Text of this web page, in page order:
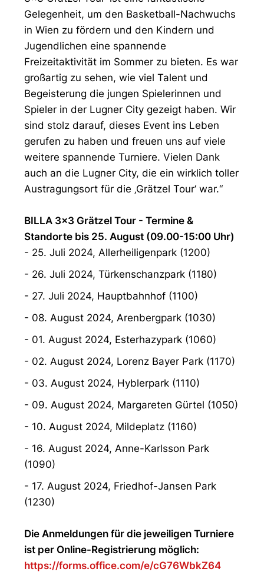
Gelegenheit, um den Basketball-Nachwuchs
in Wien zu fördern und den Kindern und
Jugendlichen eine spannende
Freizeitaktivität im Sommer zu bieten. Es war
großartig zu sehen, wie viel Talent und
Begeisterung die jungen Spielerinnen und
Spieler in der Lugner City gezeigt haben. Wir
sind stolz darauf, dieses Event ins Leben
gerufen zu haben und freuen uns auf viele
weitere spannende Turniere. Vielen Dank
auch an die Lugner City, die ein wirklich toller
Austragungsort für die ‚Grätzel Tour‘ war.“
BILLA 3x3 Grätzel Tour - Termine &
Standorte bis 25. August (09.00-15:00 Uhr)
- 25. Juli 2024, Allerheiligenpark (1200)
- 26. Juli 2024, Türkenschanzpark (1180)
- 27. Juli 2024, Hauptbahnhof (1100)
- 08. August 2024, Arenbergpark (1030)
- 01. August 2024, Esterhazypark (1060)
- 02. August 2024, Lorenz Bayer Park (1170)
- 03. August 2024, Hyblerpark (1110)
- 09. August 2024, Margareten Gürtel (1050)
- 10. August 2024, Mildeplatz (1160)
- 16. August 2024, Anne-Karlsson Park
(1090)
- 17. August 2024, Friedhof-Jansen Park
(1230)
Die Anmeldungen für die jeweiligen Turniere
ist per Online-Registrierung möglich:
https://forms.office.com/e/cG76WbkZ64